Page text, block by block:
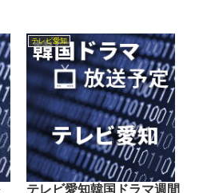
テレビ愛知
テレビ愛知韓国ドラマ週間